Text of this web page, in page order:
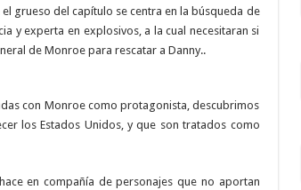
grueso del capítulo se centra en la búsqueda de
y experta en explosivos, a la cual necesitaran si
de Monroe para rescatar a Danny..
con Monroe como protagonista, descubrimos
los Estados Unidos, y que son tratados como
en compañía de personajes que no aportan